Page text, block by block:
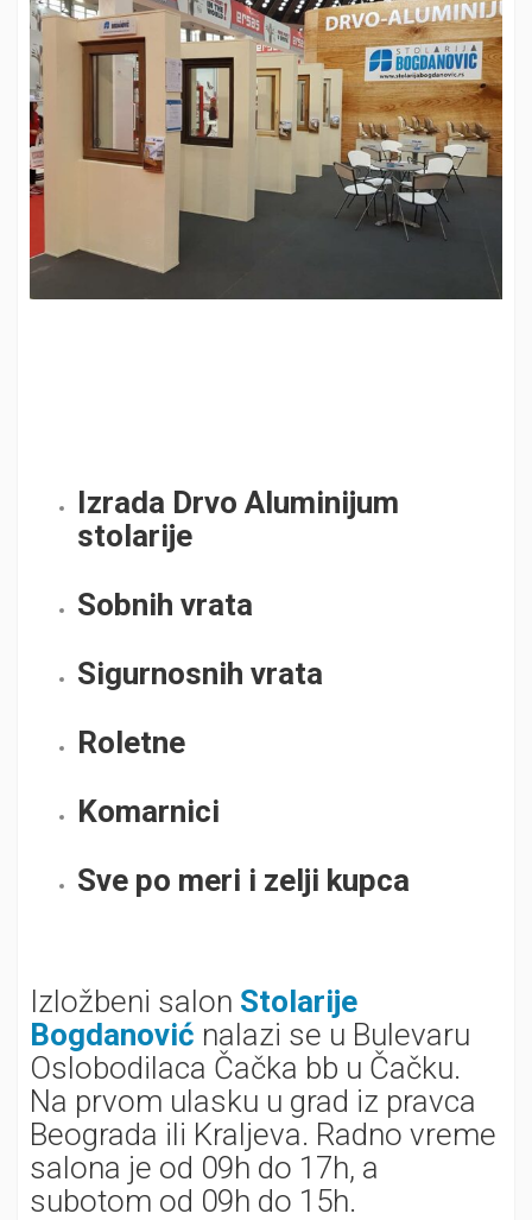
Izrada Drvo Aluminijum
stolarije
Sobnih vrata
Sigurnosnih vrata
Roletne
Komarnici
Sve po meri i zelji kupca
Izložbeni salon Stolarije
Bogdanović nalazi se u Bulevaru
Oslobodilaca Čačka bb u Čačku.
Na prvom ulasku u grad iz pravca
Beograda ili Kraljeva. Radno vreme
salona je od 09h do 17h, a
subotom od 09h do 15h.